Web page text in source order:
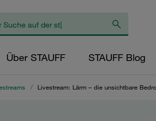
Über STAUFF STAUFF Blog
/ Livestream: Lärm – die unsichtbare